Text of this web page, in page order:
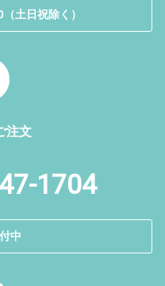
土日祝除く）
注文
1704
中